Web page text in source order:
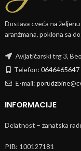
Dostava cveća na
aranžmana, poklona sa
Avijatičarski trg 3,
Telefon: 0646465647
E-mail:
INFORMACIJE
Delatnost – zanatska
PIB: 100127181